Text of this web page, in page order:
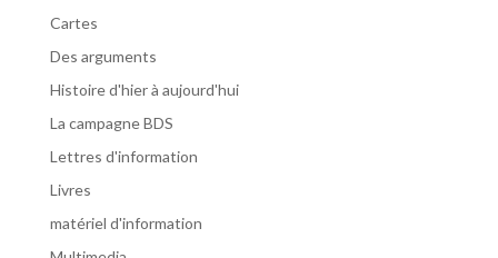
Cartes
Des arguments
Histoire d'hier à aujourd'hui
La campagne BDS
Lettres d'information
Livres
matériel d'information